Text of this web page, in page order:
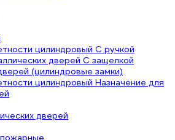
цилиндровый С ручкой
дверей С защелкой
(цилиндровые замки)
цилиндровый Назначение для
дверей